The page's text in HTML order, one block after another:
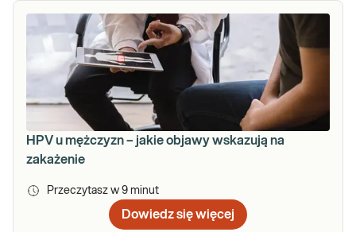
HPV u mężczyzn – jakie objawy wskazują na
zakażenie
Przeczytasz w 9 minut
Dowiedz się więcej